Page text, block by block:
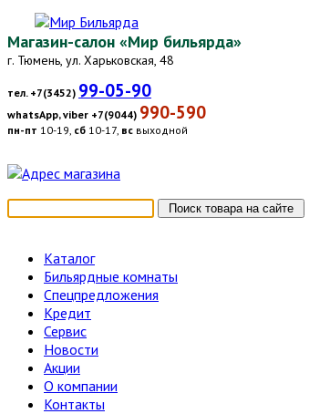
Магазин-салон «Мир бильярда»
г. Тюмень, ул. Харьковская, 48
тел. +7(3452) 99-05-90
whatsApp, viber +7(9044) 990-590
пн-пт 10-19, сб 10-17, вс выходной
Каталог
Бильярдные комнаты
Спецпредложения
Кредит
Сервис
Новости
Акции
О компании
Контакты